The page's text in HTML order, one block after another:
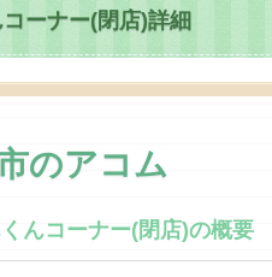
ーナー(閉店)詳細
のアコム
んコーナー(閉店)の概要